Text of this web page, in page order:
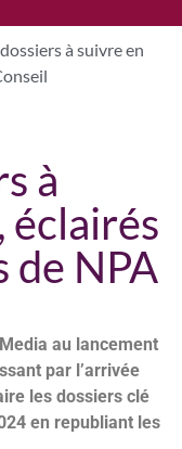
à suivre en
à
éclairés
de NPA
au lancement
par l’arrivée
les dossiers clé
en republiant les